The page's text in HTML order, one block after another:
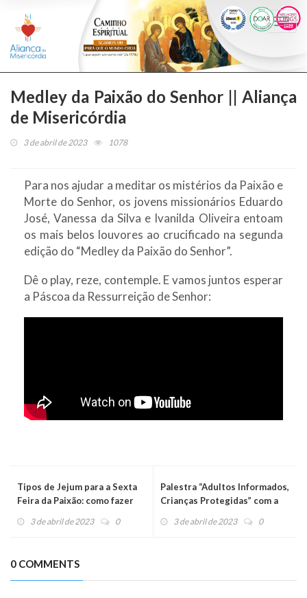
Medley da Paixão do Senhor || Aliança
de Misericórdia
3 de abril de 2023 1078
Para nos ajudar a meditar os mistérios da Paixão e
Morte do Senhor, os jovens missionários Eduardo
José, Vanessa da Silva e Ivanilda Oliveira entoam
os mais belos louvores ao crucificado na segunda
edição do “Medley da Paixão do Senhor”.
Dê o play, reze, contemple. E vamos juntos esperar
a Páscoa da Ressurreição de Senhor:
Tipos de Jejum para a Sexta
Feira da Paixão: como fazer
3 de abril de 2023 0
Palestra “Adultos Informados,
Crianças Protegidas” com a
Margarida Ferraz.
3 de abril de 2023 0
0 COMMENTS